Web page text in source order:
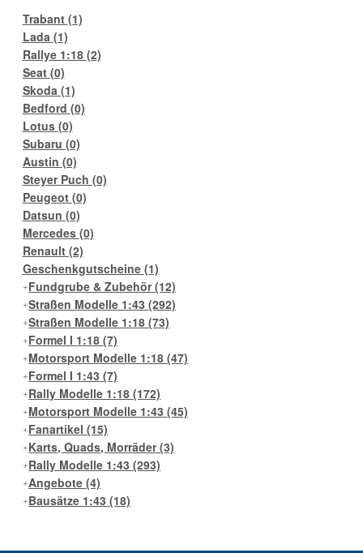
Trabant (1)
Lada (1)
Rallye 1:18 (2)
Seat (0)
Skoda (1)
Bedford (0)
Lotus (0)
Subaru (0)
Austin (0)
Steyer Puch (0)
Peugeot (0)
Datsun (0)
Mercedes (0)
Renault (2)
Geschenkgutscheine (1)
Fundgrube & Zubehör(12)
Straßen Modelle 1:43(292)
Straßen Modelle 1:18(73)
Formel I 1:18(7)
Motorsport Modelle 1:18(47)
Formel I 1:43(7)
Rally Modelle 1:18(172)
Motorsport Modelle 1:43(45)
Fanartikel(15)
Karts, Quads, Morräder(3)
Rally Modelle 1:43(293)
Angebote(4)
Bausätze 1:43(18)